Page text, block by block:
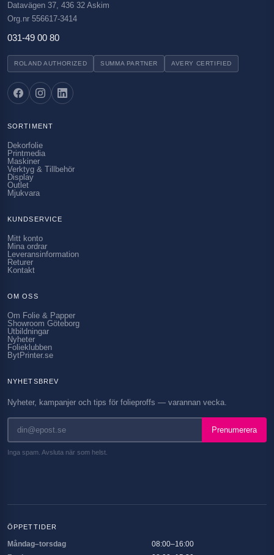
Datavägen 37, 436 32 Askim
Org.nr 556617-3414
031-49 00 80
ROLAND AUTHORIZED SUMMA PARTNER AVERY CERTIFIED
SORTIMENT
Dekorfolie
Printmedia
Maskiner
Verktyg & Tillbehör
Display
Outlet
Mjukvara
KUNDSERVICE
Mitt konto
Mina ordrar
Leveransinformation
Returer
Kontakt
OM OSS
Om Folie & Papper
Showroom Göteborg
Utbildningar
Nyheter
Folieklubben
BytPrinter.se
NYHETSBREV
Nyheter, kampanjer och tips för folieproffs — varannan vecka.
Prenumerera
Inga spam. Avsluta när som helst.
ÖPPETTIDER
Måndag–torsdag
08:00–16:00